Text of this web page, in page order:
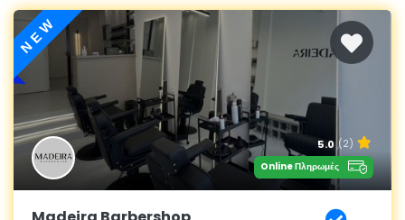
NEW
5.0 (2)
Online Πληρωμές